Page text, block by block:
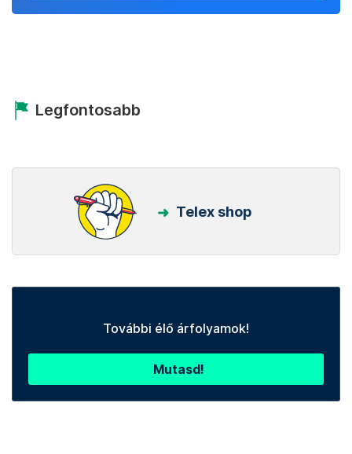
Legfontosabb
Telex shop
További élő árfolyamok!
Mutasd!